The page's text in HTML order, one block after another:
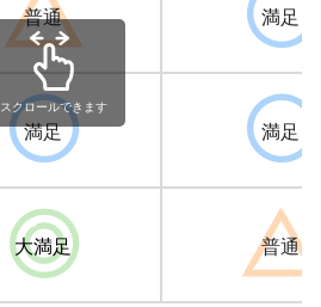
普通 満足
満足 満足
大満足 普通
スクロールできます